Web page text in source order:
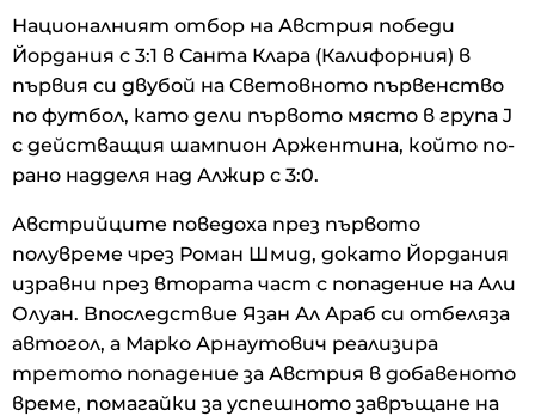
Националният отбор на Австрия победи
Йордания с 3:1 в Санта Клара (Калифорния) в
първия си двубой на Световното първенство
по футбол, като дели първото място в група J
с действащия шампион Аржентина, който по-
рано надделя над Алжир с 3:0.
Австрийците поведоха през първото
полувреме чрез Роман Шмид, докато Йордания
изравни през втората част с попадение на Али
Олуан. Впоследствие Язан Ал Араб си отбеляза
автогол, а Марко Арнаутович реализира
третото попадение за Австрия в добавеното
време, помагайки за успешното завръщане на